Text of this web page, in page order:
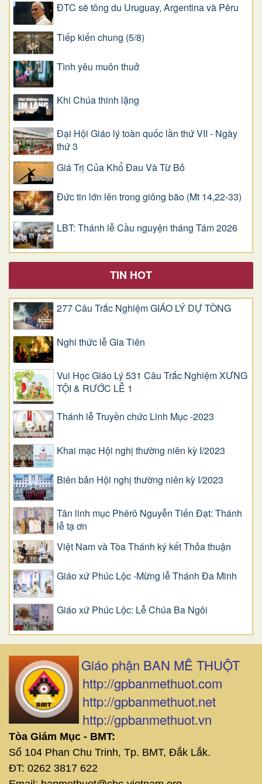
ĐTC sẽ tông du Uruguay, Argentina và Pêru
Tiếp kiến chung (5/8)
Tình yêu muôn thuở
Khi Chúa thinh lặng
Đại Hội Giáo lý toàn quốc lần thứ VII - Ngày
thứ 3
Giá Trị Của Khổ Ðau Và Từ Bỏ
Đức tin lớn lên trong giông bão (Mt 14,22-33)
LBT: Thánh lễ Cầu nguyện tháng Tám 2026
TIN HOT
277 Câu Trắc Nghiệm GIÁO LÝ DỰ TÒNG
Nghi thức lễ Gia Tiên
Vui Học Giáo Lý 531 Câu Trắc Nghiệm XƯNG
TỘI & RƯỚC LỄ 1
Thánh lễ Truyền chức Linh Mục -2023
Khai mạc Hội nghị thường niên kỳ I/2023
Biên bản Hội nghị thường niên kỳ I/2023
Tân linh mục Phêrô Nguyễn Tiến Đạt: Thánh
lễ tạ ơn
Việt Nam và Tòa Thánh ký kết Thỏa thuận
Giáo xứ Phúc Lộc -Mừng lễ Thánh Đa Minh
Giáo xứ Phúc Lộc: Lễ Chúa Ba Ngôi
Giáo phận BAN MÊ THUỘT
http://gpbanmethuot.com
http://gpbanmethuot.net
http://gpbanmethuot.vn
Tòa Giám Mục - BMT:
Số 104 Phan Chu Trinh, Tp. BMT, Đắk Lắk.
ĐT: 0262 3817 622